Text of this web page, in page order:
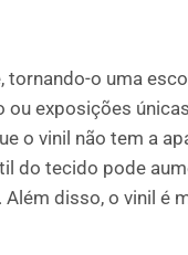
tornando-o uma
ou exposições
o vinil não tem a
do tecido pode
disso, o vinil é